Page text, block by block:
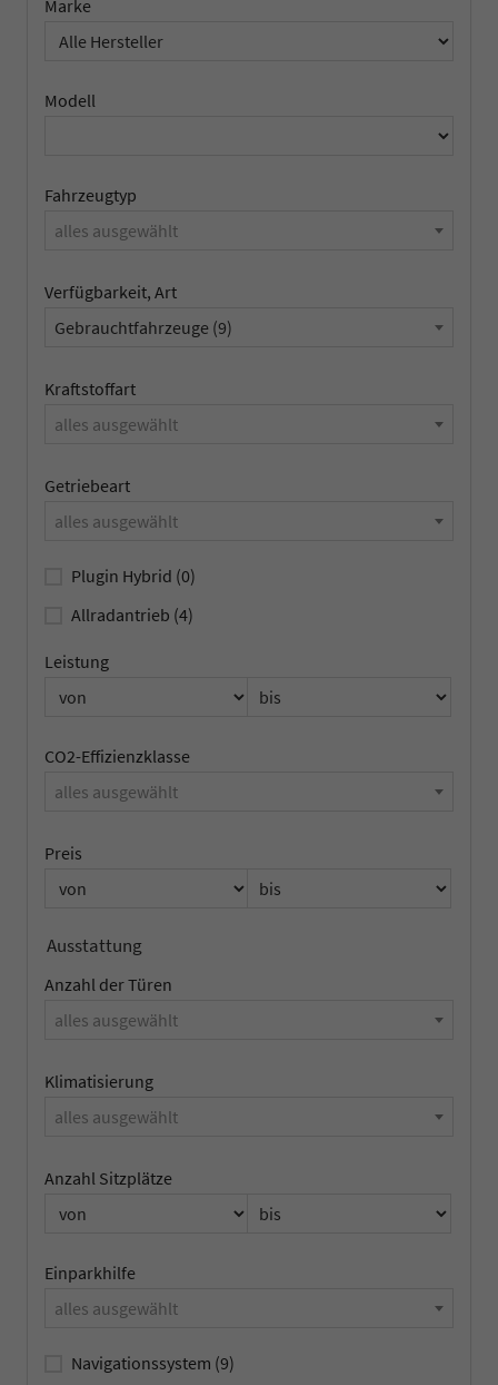
Marke
Modell
Fahrzeugtyp
alles ausgewählt
Verfügbarkeit, Art
Gebrauchtfahrzeuge (9)
Kraftstoffart
alles ausgewählt
Getriebeart
alles ausgewählt
Plugin Hybrid (0)
Allradantrieb (4)
Leistung
CO2-Effizienzklasse
alles ausgewählt
Preis
Ausstattung
Anzahl der Türen
alles ausgewählt
Klimatisierung
alles ausgewählt
Anzahl Sitzplätze
Einparkhilfe
alles ausgewählt
Navigationssystem (9)